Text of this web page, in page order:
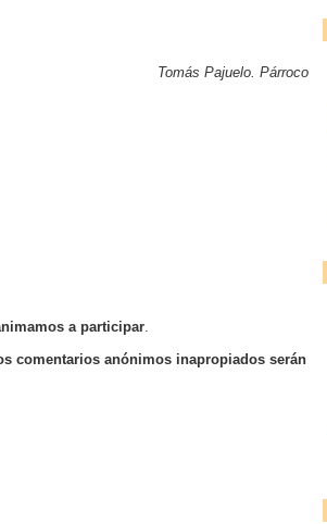
Tomás Pajuelo. Párroco
a participar
comentarios anónimos inapropiados serán